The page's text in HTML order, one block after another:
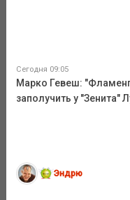
Сегодня 09:05
Марко Гевеш:
заполучить у "Зенита"
Эндрю